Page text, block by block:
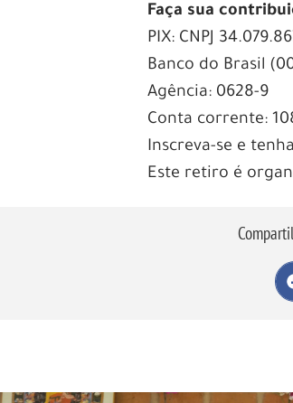
Faça sua
PIX: CNPJ
Banco do Brasil
Agência: 0628-9
Conta corrente:
Inscreva-se e
Este retiro é